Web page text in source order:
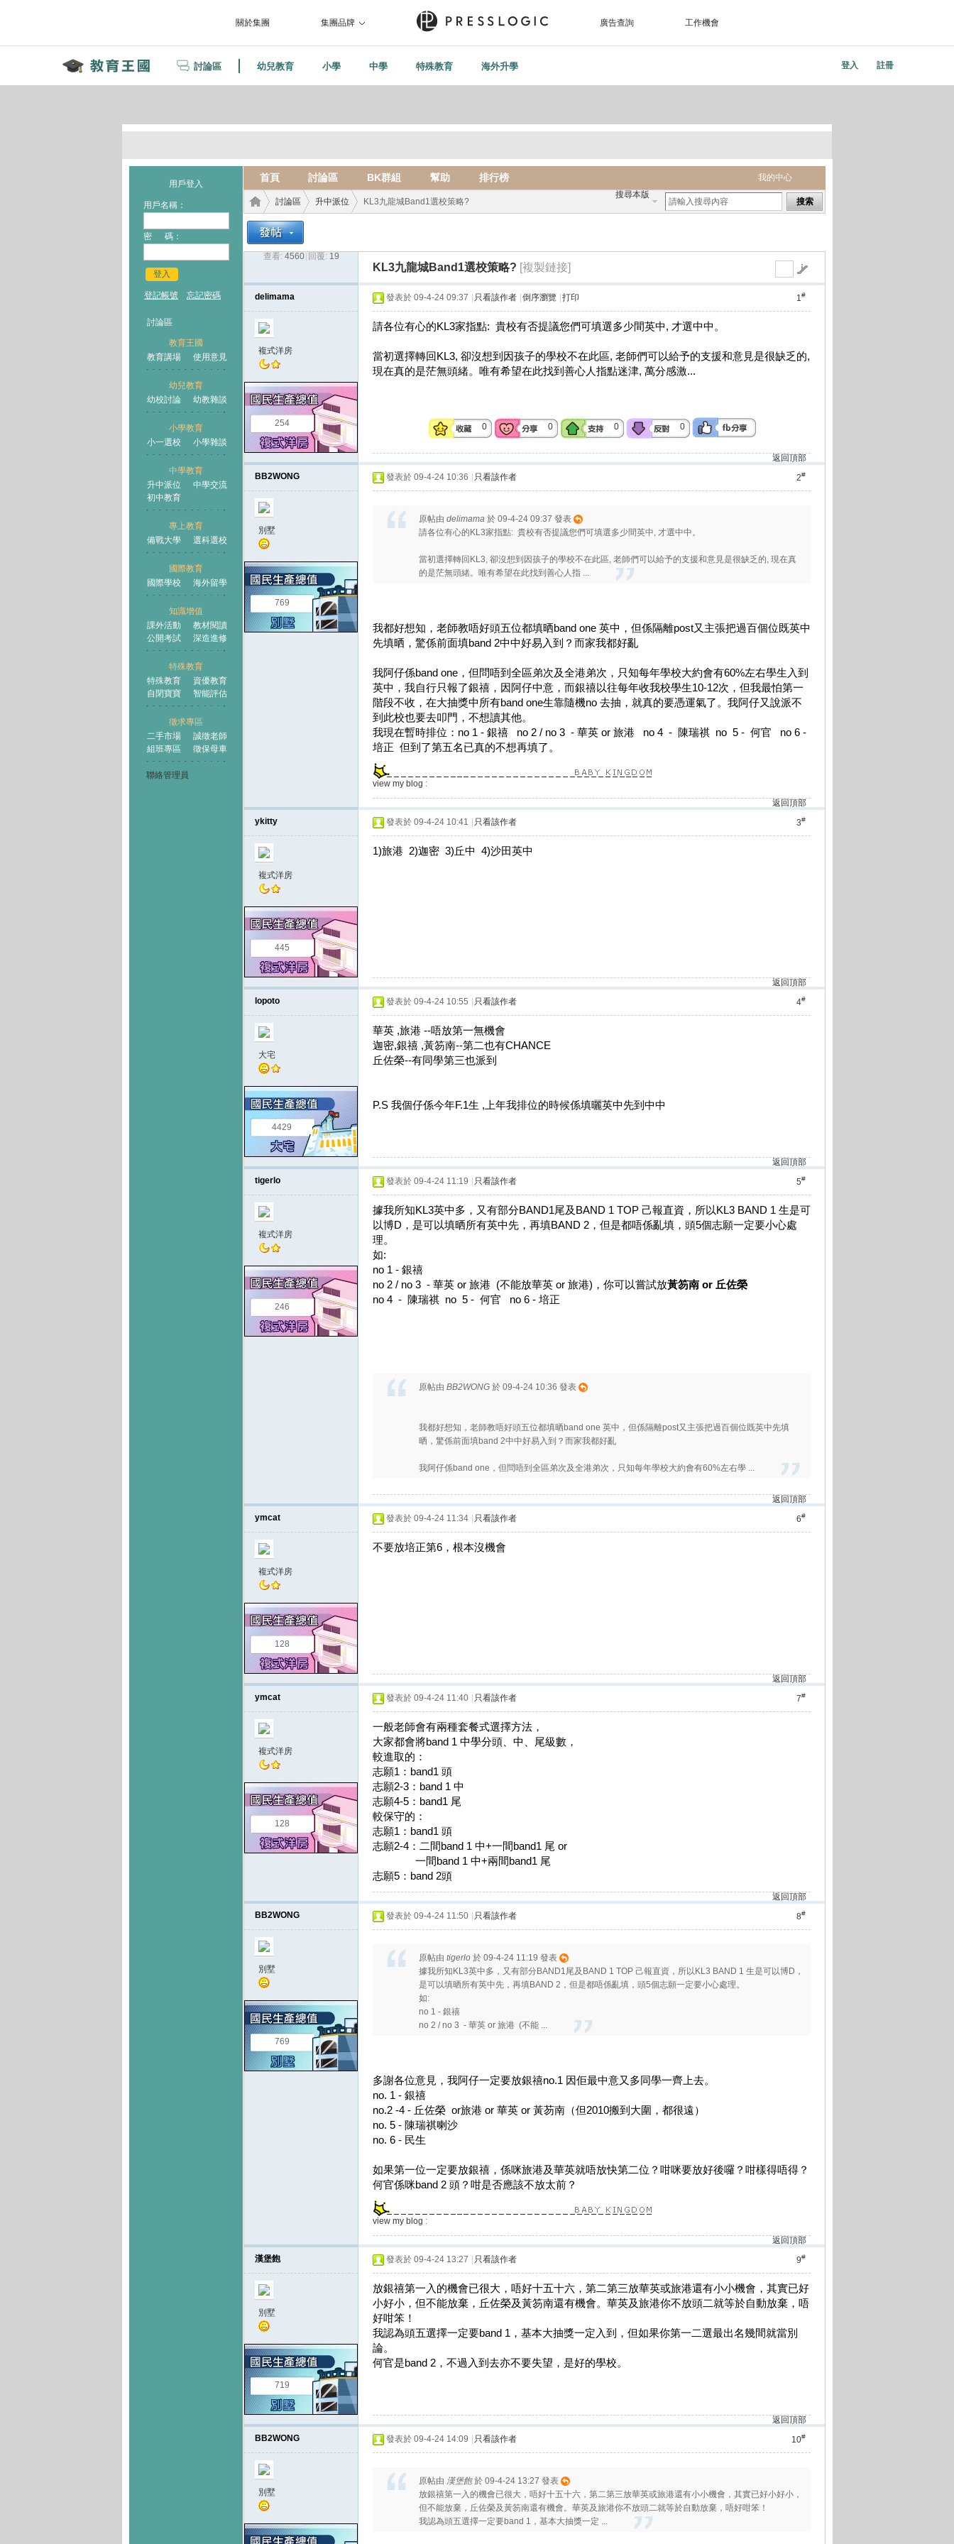
關於集團 集團品牌 廣告查詢 工作機會
討論區 幼兒教育 小學 中學 特殊教育 海外升學 登入 註冊
用戶登入
用戶名稱：
密 碼：
登入
登記帳號 忘記密碼
討論區
教育王國
教育講場
使用意見
幼兒教育
幼校討論
幼教雜談
小學教育
小一選校
小學雜談
中學教育
升中派位
中學交流
初中教育
專上教育
備戰大學
選科選校
國際教育
國際學校
海外留學
知識增值
課外活動
教材閱讀
公開考試
深造進修
特殊教育
特殊教育
資優教育
自閉寶寶
智能評估
徵求專區
二手市場
誠徵老師
組班專區
徵保母車
聯絡管理員
我的中心
首頁 討論區 BK群組 幫助 排行榜
搜尋本版
搜索
王國
›
討論區
›
升中派位 KL3九龍城Band1選校策略?
查看: 4560 回覆: 19
KL3九龍城Band1選校策略? [複製鏈接]
delimama
複式洋房
254
1#
發表於 09-4-24 09:37 只看該作者 倒序瀏覽 打印
請各位有心的KL3家指點: 貴校有否提議您們可填選多少間英中, 才選中中。
當初選擇轉回KL3, 卻沒想到因孩子的學校不在此區, 老師們可以給予的支援和意見是很缺乏的,
現在真的是茫無頭緒。唯有希望在此找到善心人指點迷津, 萬分感激...
0 0 0 0
返回頂部
BB2WONG
別墅
769
2#
發表於 09-4-24 10:36 只看該作者
原帖由 delimama 於 09-4-24 09:37 發表
請各位有心的KL3家指點: 貴校有否提議您們可填選多少間英中, 才選中中。
當初選擇轉回KL3, 卻沒想到因孩子的學校不在此區, 老師們可以給予的支援和意見是很缺乏的, 現在真
的是茫無頭緒。唯有希望在此找到善心人指 ...
我都好想知，老師教唔好頭五位都填晒band one 英中，但係隔離post又主張把過百個位既英中
先填晒，驚係前面填band 2中中好易入到？而家我都好亂
我阿仔係band one，但問唔到全區弟次及全港弟次，只知每年學校大約會有60%左右學生入到
英中，我自行只報了銀禧，因阿仔中意，而銀禧以往每年收我校學生10-12次，但我最怕第一
階段不收，在大抽獎中所有band one生靠隨機no 去抽，就真的要憑運氣了。我阿仔又說派不
到此校也要去叩門，不想讀其他。
我現在暫時排位：no 1 - 銀禧 no 2 / no 3 - 華英 or 旅港 no 4 - 陳瑞祺 no 5 - 何官 no 6 -
培正 但到了第五名已真的不想再填了。
view my blog :
返回頂部
ykitty
複式洋房
445
3#
發表於 09-4-24 10:41 只看該作者
1)旅港 2)迦密 3)丘中 4)沙田英中
返回頂部
lopoto
大宅
4429
4#
發表於 09-4-24 10:55 只看該作者
華英 ,旅港 --唔放第一無機會
迦密,銀禧 ,黃笏南--第二也有CHANCE
丘佐榮--有同學第三也派到
P.S 我個仔係今年F.1生 ,上年我排位的時候係填曬英中先到中中
返回頂部
tigerlo
複式洋房
246
5#
發表於 09-4-24 11:19 只看該作者
據我所知KL3英中多，又有部分BAND1尾及BAND 1 TOP 己報直資，所以KL3 BAND 1 生是可
以博D，是可以填晒所有英中先，再填BAND 2，但是都唔係亂填，頭5個志願一定要小心處
理。
如:
no 1 - 銀禧
no 2 / no 3 - 華英 or 旅港 (不能放華英 or 旅港)，你可以嘗試放黃笏南 or 丘佐榮
no 4 - 陳瑞祺 no 5 - 何官 no 6 - 培正
原帖由 BB2WONG 於 09-4-24 10:36 發表
我都好想知，老師教唔好頭五位都填晒band one 英中，但係隔離post又主張把過百個位既英中先填
晒，驚係前面填band 2中中好易入到？而家我都好亂
我阿仔係band one，但問唔到全區弟次及全港弟次，只知每年學校大約會有60%左右學 ...
返回頂部
ymcat
複式洋房
128
6#
發表於 09-4-24 11:34 只看該作者
不要放培正第6，根本沒機會
返回頂部
ymcat
複式洋房
128
7#
發表於 09-4-24 11:40 只看該作者
一般老師會有兩種套餐式選擇方法，
大家都會將band 1 中學分頭、中、尾級數，
較進取的：
志願1：band1 頭
志願2-3：band 1 中
志願4-5：band1 尾
較保守的：
志願1：band1 頭
志願2-4：二間band 1 中+一間band1 尾 or
一間band 1 中+兩間band1 尾
志願5：band 2頭
返回頂部
BB2WONG
別墅
769
8#
發表於 09-4-24 11:50 只看該作者
原帖由 tigerlo 於 09-4-24 11:19 發表
據我所知KL3英中多，又有部分BAND1尾及BAND 1 TOP 己報直資，所以KL3 BAND 1 生是可以博D，
是可以填晒所有英中先，再填BAND 2，但是都唔係亂填，頭5個志願一定要小心處理。
如:
no 1 - 銀禧
no 2 / no 3 - 華英 or 旅港 (不能 ...
多謝各位意見，我阿仔一定要放銀禧no.1 因佢最中意又多同學一齊上去。
no. 1 - 銀禧
no.2 -4 - 丘佐榮 or旅港 or 華英 or 黃芴南（但2010搬到大圍，都很遠）
no. 5 - 陳瑞祺喇沙
no. 6 - 民生
如果第一位一定要放銀禧，係咪旅港及華英就唔放快第二位？咁咪要放好後囉？咁樣得唔得？
何官係咪band 2 頭？咁是否應該不放太前？
view my blog :
返回頂部
漢堡飽
別墅
719
9#
發表於 09-4-24 13:27 只看該作者
放銀禧第一入的機會已很大，唔好十五十六，第二第三放華英或旅港還有小小機會，其實已好
小好小，但不能放棄，丘佐榮及黃笏南還有機會。華英及旅港你不放頭二就等於自動放棄，唔
好咁笨！
我認為頭五選擇一定要band 1，基本大抽獎一定入到，但如果你第一二選最出名幾間就當別
論。
何官是band 2，不過入到去亦不要失望，是好的學校。
返回頂部
BB2WONG
別墅
10#
發表於 09-4-24 14:09 只看該作者
原帖由 漢堡飽於 09-4-24 13:27 發表
放銀禧第一入的機會已很大，唔好十五十六，第二第三放華英或旅港還有小小機會，其實已好小好小，
但不能放棄，丘佐榮及黃笏南還有機會。華英及旅港你不放頭二就等於自動放棄，唔好咁笨！
我認為頭五選擇一定要band 1，基本大抽獎一定 ...